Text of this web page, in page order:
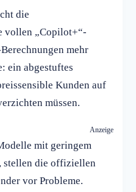
die
vollen „Copilot+“-
mehr
ein abgestuftes
Kunden auf
müssen.
Anzeige
mit geringem
stellen die offiziellen
vor Probleme.